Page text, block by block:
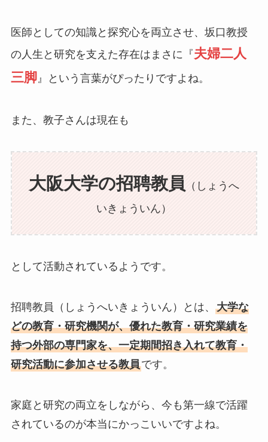
医師としての知識と探究心を両立させ、坂口教授
の人生と研究を支えた存在はまさに『夫婦二人
三脚』という言葉がぴったりですよね。
また、教子さんは現在も
大阪大学の招聘教員
（しょうへ
いきょういん）
として活動されているようです。
招聘教員（しょうへいきょういん）とは、 大学な
どの教育・研究機関が、優れた教育・研究業績を
持つ外部の専門家を、一定期間招き入れて教育・
研究活動に参加させる教員です。
家庭と研究の両立をしながら、今も第一線で活躍
されているのが本当にかっこいいですよね。